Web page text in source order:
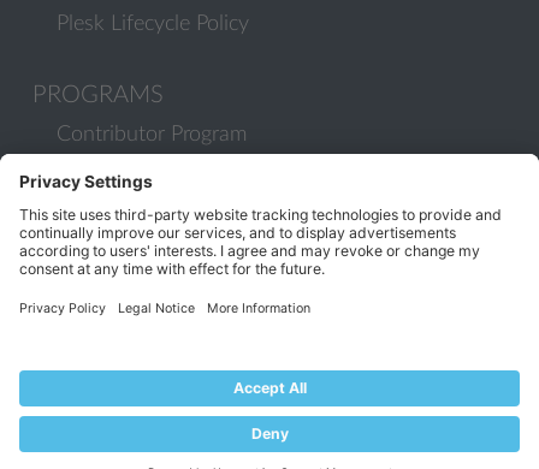
Plesk Lifecycle Policy
PROGRAMS
Contributor Program
Partner Program
COMMUNITY